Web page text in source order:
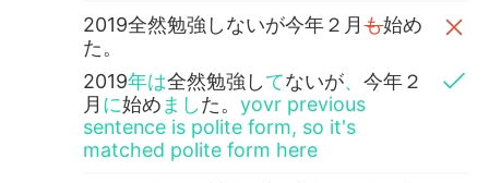
2019全然勉強しないが今年２月も始め
た。
2019年は全然勉強してないが、今年２
月 に始め ました。yovr previous
sentence is polite form, so it's
matched polite form here